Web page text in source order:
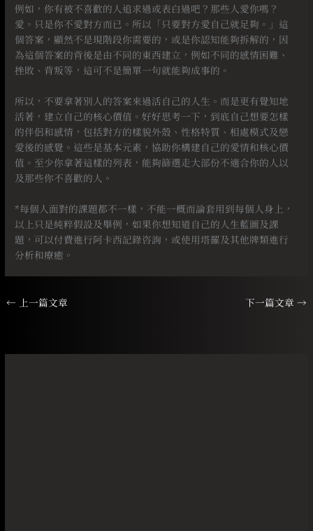
例如，你有被不喜歡的人追求過或表白過吧？那些人愛你嗎？
愛。只是你不愛對方而已。所以「只要對方愛自己就足夠。」這
個答案，顯然不是現階段你需要的，或是你認知能夠拆解的，因
為這個答案的背後是由不同的東西建立，例如不同的感情困難、
挫敗、背叛等，這可不是簡單一句就能夠成事的。
所以，不要拿著別人的答案來過活自己的人生。而是更有覺知地
活著，建立自己的核心價值。好好思考一下，到底自己想要怎樣
的伴侶和感情，包括對方的樣貌外殼、性格特質、相處模式及戀
愛後的感覺。這些是基本元素，協助你構建自己的愛情和核心價
值。至少你拿著這樣的列表，能夠篩選走大部份不適合你的人以
及那些你不喜歡的人。
*每個人面對的課題都不一樣，不能一概而論套用到每個人身上，
以上只是純粹假設及舉例，如果你想知道自己的人生藍圖及課
題，可以付費進行阿卡西記錄咨詢，或使用塔羅及其他牌類進行
分析和療癒。
← 上一篇文章 下一篇文章 →